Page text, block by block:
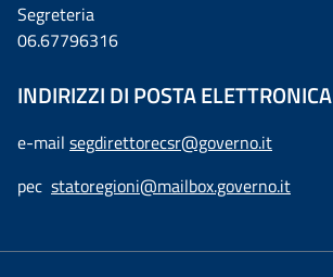
Segreteria
06.67796316
INDIRIZZI DI POSTA ELETTRONICA
e-mail segdirettorecsr@governo.it
pec statoregioni@mailbox.governo.it